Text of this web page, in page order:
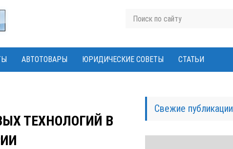
АВТОТОВАРЫ ЮРИДИЧЕСКИЕ СОВЕТЫ СТАТЬИ
ТЕХНОЛОГИЙ В
Свежие публикации